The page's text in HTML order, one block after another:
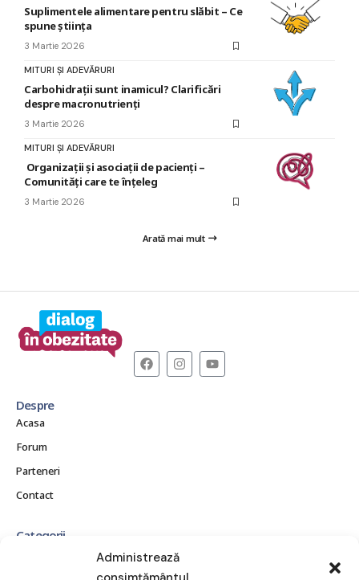
Administrează
Suplimentele alimentare pentru slăbit – Ce
spune știința
3 Martie 2026
MITURI ȘI ADEVĂRURI
Carbohidrații sunt inamicul? Clarificări
despre macronutrienți
3 Martie 2026
MITURI ȘI ADEVĂRURI
Organizații și asociații de pacienți –
Comunități care te înțeleg
3 Martie 2026
Arată mai mult
Despre
Acasa
Forum
Parteneri
Contact
Categorii
CE ESTE OBEZITATEA?
CONSECINȚE ȘI COMPLICAȚII